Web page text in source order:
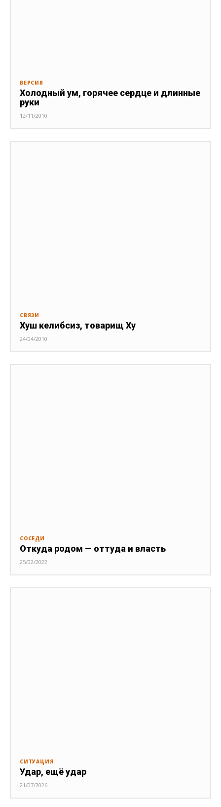
ВЕРСИЯ
Холодный ум, горячее сердце и длинные
руки
12/11/2010
СВЯЗИ
Хуш келибсиз, товарищ Ху
24/04/2010
СОСЕДИ
Откуда родом — оттуда и власть
25/02/2022
СИТУАЦИЯ
Удар, ещё удар
21/07/2026